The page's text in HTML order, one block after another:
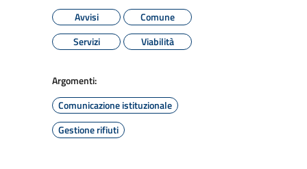
Avvisi
Comune
Servizi
Viabilità
Argomenti:
Comunicazione istituzionale
Gestione rifiuti